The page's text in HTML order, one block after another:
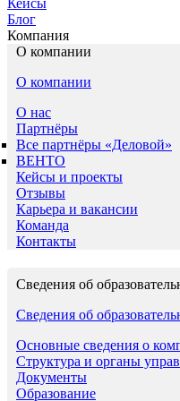
Кейсы
Блог
Компания
О компании
О компании
О нас
Партнёры
Все партнёры «Деловой»
ВЕНТО
Кейсы и проекты
Отзывы
Карьера и вакансии
Команда
Контакты
Сведения об
Сведения об
Основные сведения о
Структура и органы
Документы
Образование